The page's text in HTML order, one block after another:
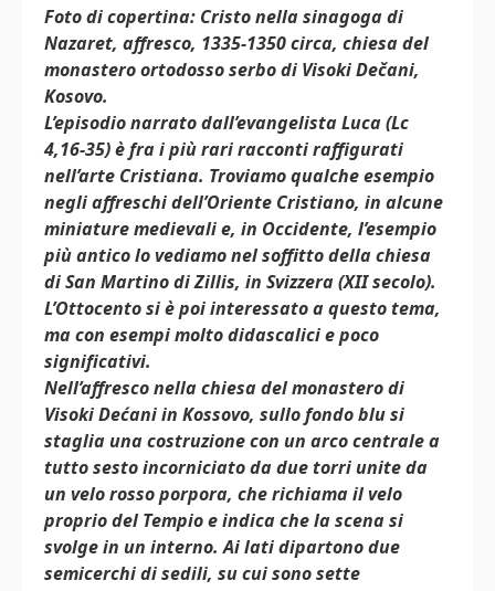
Foto di copertina: Cristo nella sinagoga di
Nazaret, affresco, 1335-1350 circa, chiesa del
monastero ortodosso serbo di Visoki Dečani,
Kosovo.
L’episodio narrato dall’evangelista Luca (Lc
4,16-35) è fra i più rari racconti raffigurati
nell’arte Cristiana. Troviamo qualche esempio
negli affreschi dell’Oriente Cristiano, in alcune
miniature medievali e, in Occidente, l’esempio
più antico lo vediamo nel soffitto della chiesa
di San Martino di Zillis, in Svizzera (XII secolo).
L’Ottocento si è poi interessato a questo tema,
ma con esempi molto didascalici e poco
significativi.
Nell’affresco nella chiesa del monastero di
Visoki Dećani in Kossovo, sullo fondo blu si
staglia una costruzione con un arco centrale a
tutto sesto incorniciato da due torri unite da
un velo rosso porpora, che richiama il velo
proprio del Tempio e indica che la scena si
svolge in un interno. Ai lati dipartono due
semicerchi di sedili, su cui sono sette